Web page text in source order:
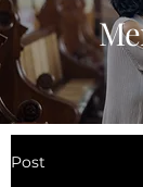
Post